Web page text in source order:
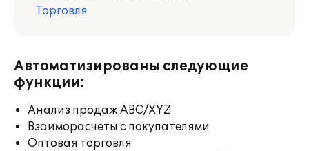
Торговля
Автоматизированы следующие
функции:
Анализ продаж ABC/XYZ
Взаиморасчеты с покупателями
Оптовая торговля